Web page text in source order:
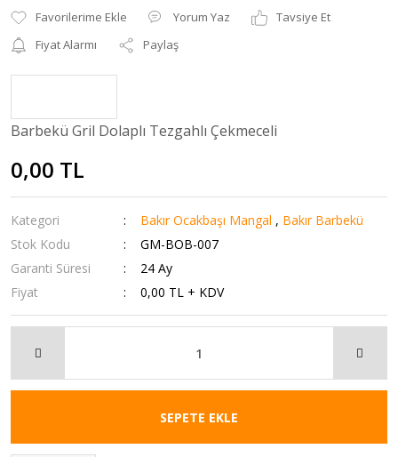
Yorum Yaz
Tavsiye Et
Fiyat Alarmı
Paylaş
Barbekü Gril Dolaplı Tezgahlı Çekmeceli
0,00 TL
Kategori Bakır Ocakbaşı Mangal , Bakır Barbekü
Stok Kodu
GM-BOB-007
Garanti Süresi
24 Ay
Fiyat
0,00 TL + KDV
SEPETE EKLE